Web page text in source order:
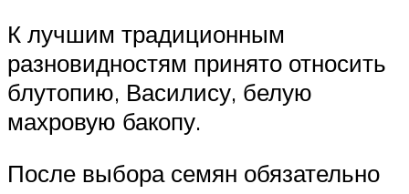
К лучшим традиционным
разновидностям принято относить
блутопию, Василису, белую
махровую бакопу.
После выбора семян обязательно